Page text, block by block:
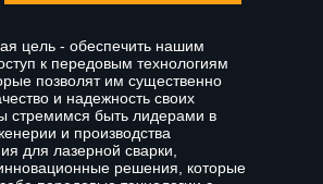
цель - обеспечить нашим
к передовым технологиям
позволят им существенно
и надежность своих
стремимся быть лидерами в
и производства
для лазерной сварки,
решения, которые